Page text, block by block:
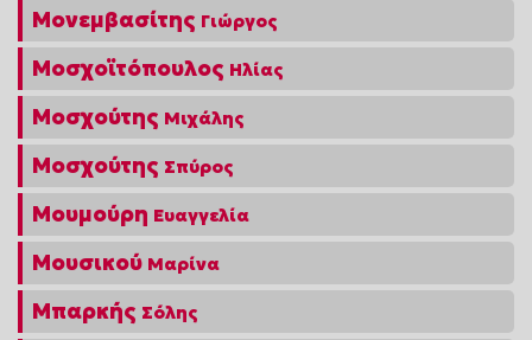
Μονεμβασίτης Γιώργος
Μοσχοϊτόπουλος Ηλίας
Μοσχούτης Μιχάλης
Μοσχούτης Σπύρος
Μουμούρη Ευαγγελία
Μουσικού Μαρίνα
Μπαρκής Σόλης